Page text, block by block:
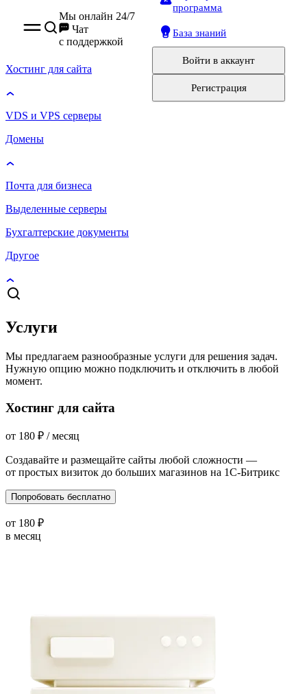
Мы онлайн 24/7
Чат
с поддержкой
программа
База знаний
Войти в аккаунт
Регистрация
Хостинг для сайта
VDS и VPS серверы
Домены
Почта для бизнеса
Выделенные серверы
Бухгалтерские документы
Другое
Услуги
Мы предлагаем разнообразные услуги для решения задач.
Нужную опцию можно подключить и отключить в любой
момент.
Хостинг для сайта
от 180 ₽ / месяц
Создавайте и размещайте сайты любой сложности —
от простых визиток до больших магазинов на 1С-Битрикс
Попробовать бесплатно
от 180 ₽
в месяц